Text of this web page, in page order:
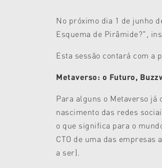
No próximo dia 1 de junho
Esquema de Pirâmide?",
Esta sessão contará com a
Metaverso: o Futuro,
Para alguns o Metaverso
nascimento das redes
o que significa para o
CTO de uma das
a ser).